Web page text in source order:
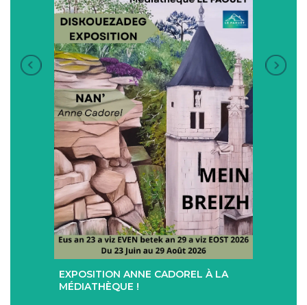
+
EXPOSITION ANNE CADOREL À LA
MÉDIATHÈQUE !